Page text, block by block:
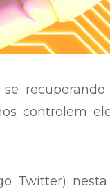
controlem
Twitter) nesta